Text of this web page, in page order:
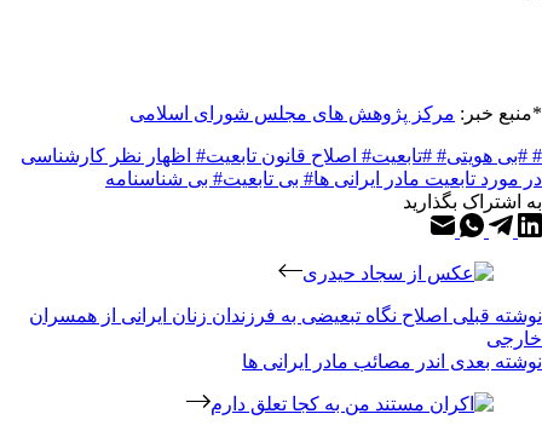
*منبع خبر: مرکز پژوهش های مجلس شورای اسلامی
# #بی هویتی# #تابعیت# اصلاح قانون تابعیت# اظهار نظر کارشناسی
در مورد تابعیت مادر ایرانی ها# بی تابعیت# بی شناسنامه
به اشتراک بگذارید
نوشته قبلی اصلاح نگاه تبعیضی به فرزندان زنان ایرانی از همسران
خارجی
نوشته بعدی اندر مصائب مادر ایرانی ها